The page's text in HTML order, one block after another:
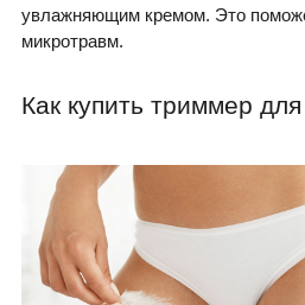
увлажняющим кремом. Это
микротравм.
Как купить триммер